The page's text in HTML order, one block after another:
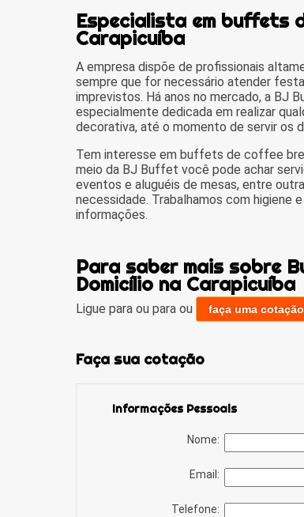
Especialista em buffets
Carapicuíba
A empresa dispõe de profissionais
sempre que for necessário atender
imprevistos. Há anos no mercado, a BJ
especialmente dedicada em realizar
decorativa, até o momento de servir os
Tem interesse em buffets de coffee
meio da BJ Buffet você pode achar
eventos e aluguéis de mesas, entre
necessidade. Trabalhamos com higiene
informações.
Para saber mais sobre
Domicílio na Carapicuíba
Ligue para ou para ou faça uma cotação
Faça sua cotação
Informações Pessoais
Nome:
Email:
Telefone: